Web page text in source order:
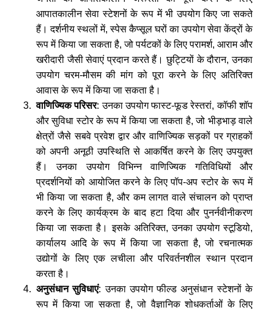
आपातकालीन सेवा स्टेशनों के रूप में भी उपयोग किए जा सकते
हैं। दर्शनीय स्थलों में, स्पेस कैप्सूल घरों का उपयोग सेवा केंद्रों के
रूप में किया जा सकता है, जो पर्यटकों के लिए परामर्श, आराम और
खरीदारी जैसी सेवाएं प्रदान करते हैं। छुट्टियों के दौरान, उनका
उपयोग चरम-मौसम की मांग को पूरा करने के लिए अतिरिक्त
आवास के रूप में किया जा सकता है।
वाणिज्यिक परिसर: उनका उपयोग फास्ट-फूड रेस्तरां, कॉफी शॉप
और सुविधा स्टोर के रूप में किया जा सकता है, जो भीड़भाड़ वाले
क्षेत्रों जैसे सबवे प्रवेश द्वार और वाणिज्यिक सड़कों पर ग्राहकों
को अपनी अनूठी उपस्थिति से आकर्षित करने के लिए उपयुक्त
हैं। उनका उपयोग विभिन्न वाणिज्यिक गतिविधियों और
प्रदर्शनियों को आयोजित करने के लिए पॉप-अप स्टोर के रूप में
भी किया जा सकता है, और कम लागत वाले संचालन को प्राप्त
करने के लिए कार्यक्रम के बाद हटा दिया और पुनर्नवीनीकरण
किया जा सकता है। इसके अतिरिक्त, उनका उपयोग स्टूडियो,
कार्यालय आदि के रूप में किया जा सकता है, जो रचनात्मक
उद्योगों के लिए एक लचीला और परिवर्तनशील स्थान प्रदान
करता है।
अनुसंधान सुविधाएं: उनका उपयोग फील्ड अनुसंधान स्टेशनों के
रूप में किया जा सकता है, जो वैज्ञानिक शोधकर्ताओं के लिए